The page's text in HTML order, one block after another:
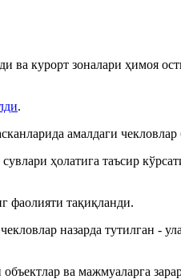
ва курорт зоналари ҳимоя
.
амалдаги
ҳолатига таъсир
фаолияти тақиқланди.
назарда тутилган -
ва мажмуаларга